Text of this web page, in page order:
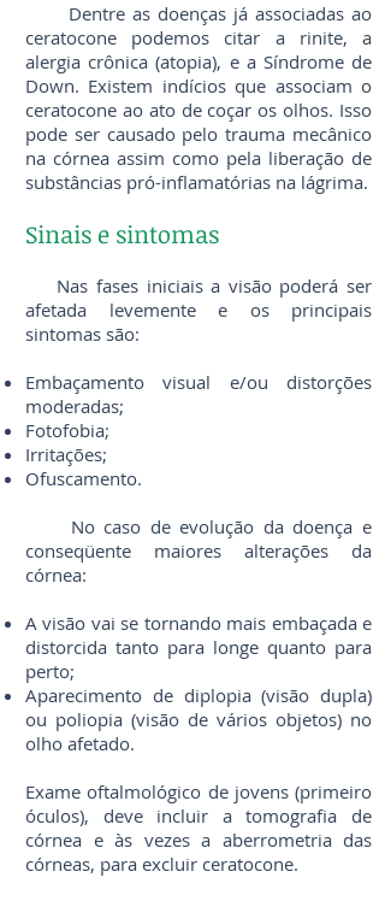
Dentre as doenças já associadas ao
ceratocone podemos citar a rinite, a
alergia crônica (atopia), e a Síndrome de
Down. Existem indícios que associam o
ceratocone ao ato de coçar os olhos. Isso
pode ser causado pelo trauma mecânico
na córnea assim como pela liberação de
substâncias pró-inflamatórias na lágrima.
Sinais e sintomas
Nas fases iniciais a visão poderá ser
afetada levemente e os principais
sintomas são:
Embaçamento visual e/ou distorções
moderadas;
Fotofobia;
Irritações;
Ofuscamento.
No caso de evolução da doença e
conseqüente maiores alterações da
córnea:
A visão vai se tornando mais embaçada e
distorcida tanto para longe quanto para
perto;
Aparecimento de diplopia (visão dupla)
ou poliopia (visão de vários objetos) no
olho afetado.
Exame oftalmológico de jovens (primeiro
óculos), deve incluir a tomografia de
córnea e às vezes a aberrometria das
córneas, para excluir ceratocone.